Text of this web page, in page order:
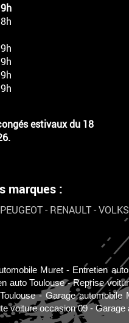
estivaux du 18
marques :
PEUGEOT- RENAULT-
Muret
Entretien
auto Toulouse
Reprise
Garage automobile
voiture occasion 09 Garage